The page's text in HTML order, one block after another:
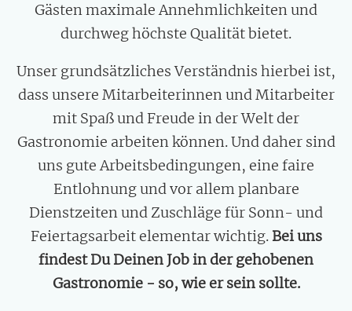
Gästen maximale Annehmlichkeiten und
durchweg höchste Qualität bietet.
Unser grundsätzliches Verständnis hierbei ist,
dass unsere Mitarbeiterinnen und Mitarbeiter
mit Spaß und Freude in der Welt der
Gastronomie arbeiten können. Und daher sind
uns gute Arbeitsbedingungen, eine faire
Entlohnung und vor allem planbare
Dienstzeiten und Zuschläge für Sonn- und
Feiertagsarbeit elementar wichtig. Bei uns
findest Du Deinen Job in der gehobenen
Gastronomie - so, wie er sein sollte.